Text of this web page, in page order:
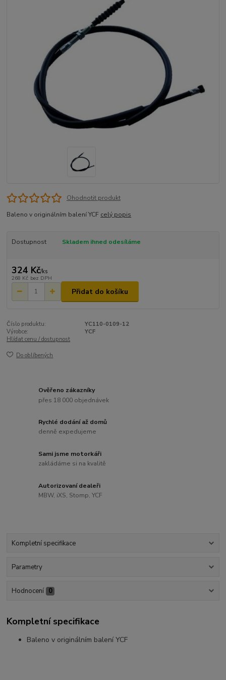
Ohodnotit produkt
Baleno v originálním balení YCF celý popis
Dostupnost Skladem ihned odesíláme
324 Kč/ks
268 Kč bez DPH
Přidat do košíku
Číslo produktu:
YC110-0109-12
Výrobce:
YCF
Hlídat cenu / dostupnost
Do oblíbených
Ověřeno zákazníky
přes 18 000 objednávek
Rychlé dodání až domů
denně expedujeme
Sami jsme motorkáři
zakládáme si na kvalitě
Autorizovaní dealeři
MBW, iXS, Stomp, YCF
Kompletní specifikace
Parametry
Hodnocení 0
Kompletní specifikace
Baleno v originálním balení YCF